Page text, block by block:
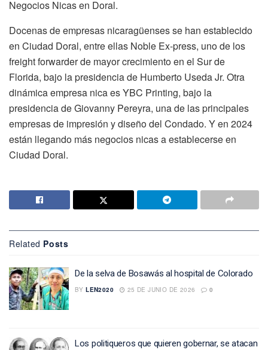
Negocios Nicas en Doral.
Docenas de empresas nicaragüenses se han establecido
en Ciudad Doral, entre ellas Noble Ex-press, uno de los
freight forwarder de mayor crecimiento en el Sur de
Florida, bajo la presidencia de Humberto Useda Jr. Otra
dinámica empresa nica es YBC Printing, bajo la
presidencia de Giovanny Pereyra, una de las principales
empresas de impresión y diseño del Condado. Y en 2024
están llegando más negocios nicas a establecerse en
Ciudad Doral.
Related Posts
De la selva de Bosawás al hospital de Colorado
BY LEN2020 25 DE JUNIO DE 2026 0
Los politiqueros que quieren gobernar, se atacan